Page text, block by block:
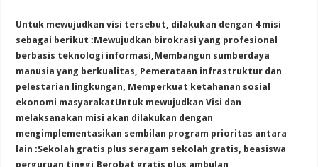
Untuk mewujudkan visi tersebut, dilakukan dengan 4 misi
sebagai berikut :Mewujudkan birokrasi yang profesional
berbasis teknologi informasi,Membangun sumberdaya
manusia yang berkualitas, Pemerataan infrastruktur dan
pelestarian lingkungan, Memperkuat ketahanan sosial
ekonomi masyarakatUntuk mewujudkan Visi dan
melaksanakan misi akan dilakukan dengan
mengimplementasikan sembilan program prioritas antara
lain :Sekolah gratis plus seragam sekolah gratis, beasiswa
perguruan tinggi,Berobat gratis plus ambulan